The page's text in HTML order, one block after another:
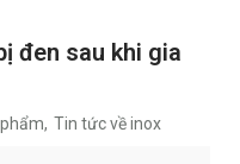
đen sau khi gia
, Tin tức về inox